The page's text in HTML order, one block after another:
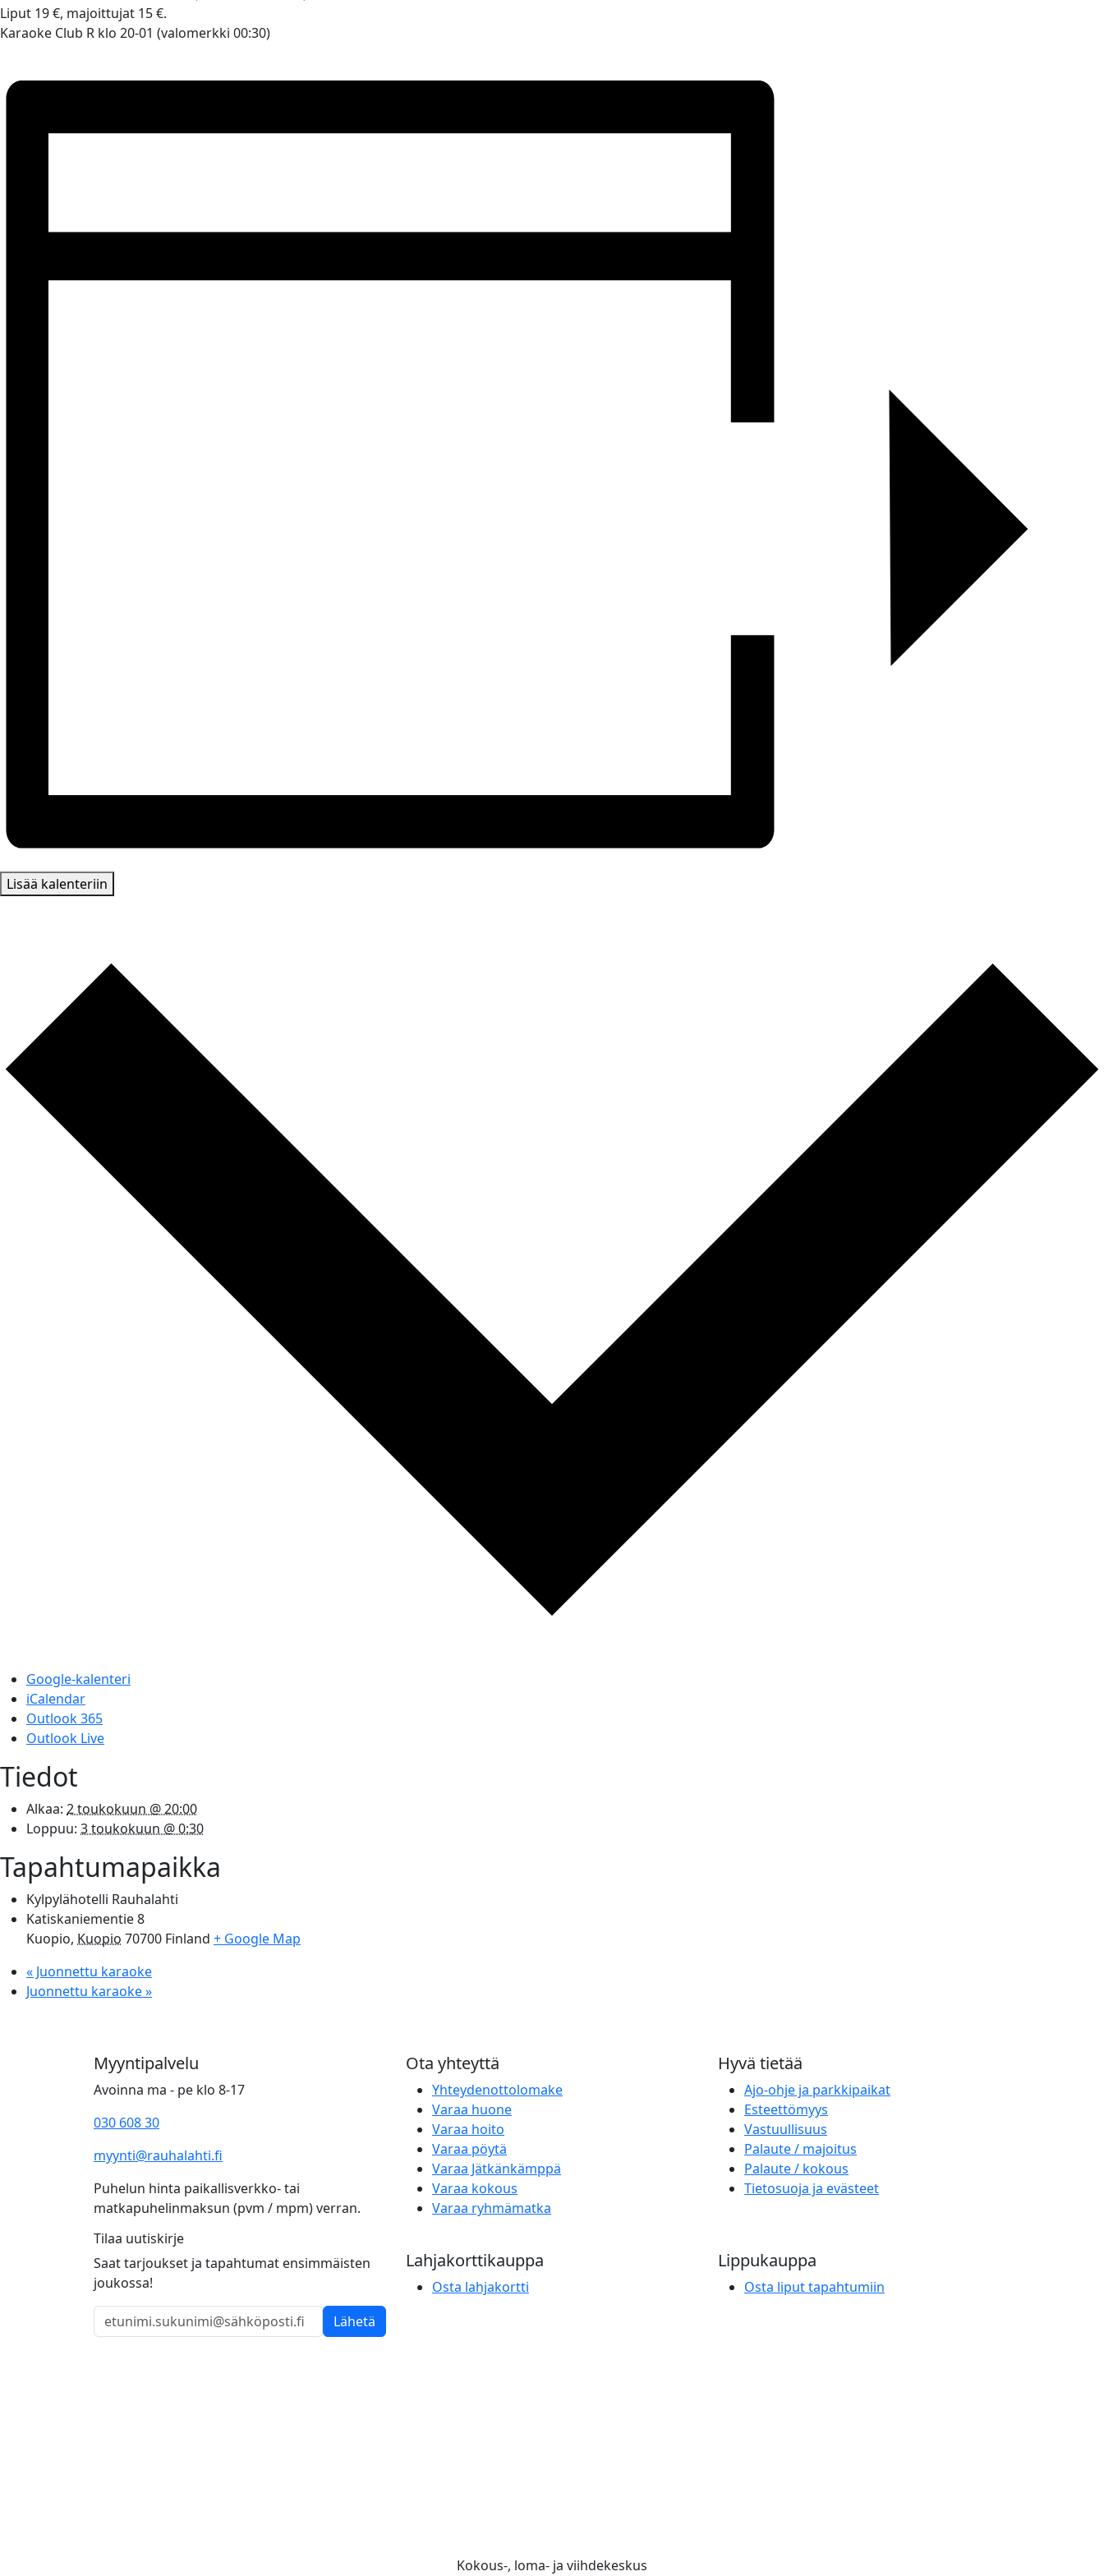
Liput 19 €, majoittujat 15 €.
Karaoke Club R klo 20-01 (valomerkki 00:30)
Lisää kalenteriin
Google-kalenteri
iCalendar
Outlook 365
Outlook Live
Tiedot
Alkaa: 2 toukokuun @ 20:00
Loppuu: 3 toukokuun @ 0:30
Tapahtumapaikka
Kylpylähotelli Rauhalahti
Katiskaniementie 8
Kuopio, Kuopio 70700 Finland + Google Map
« Juonnettu karaoke
Juonnettu karaoke»
Myyntipalvelu
Avoinna ma - pe klo 8-17
030 608 30
myynti@rauhalahti.fi
Puhelun hinta paikallisverkko- tai
matkapuhelinmaksun (pvm / mpm) verran.
Tilaa uutiskirje
Saat tarjoukset ja tapahtumat ensimmäisten
joukossa!
Lähetä
Ota yhteyttä
Yhteydenottolomake
Varaa huone
Varaa hoito
Varaa pöytä
Varaa Jätkänkämppä
Varaa kokous
Varaa ryhmämatka
Hyvä tietää
Ajo-ohje ja parkkipaikat
Esteettömyys
Vastuullisuus
Palaute / majoitus
Palaute / kokous
Tietosuoja ja evästeet
Lahjakorttikauppa
Osta lahjakortti
Lippukauppa
Osta liput tapahtumiin
Kokous-, loma- ja viihdekeskus